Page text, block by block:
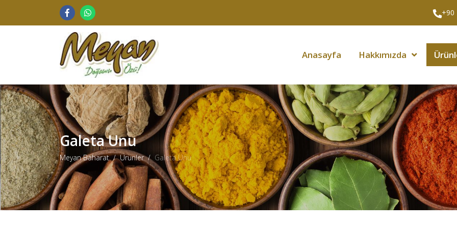
+90
Anasayfa Hakkımızda
Galeta Unu
Meyan Baharat Ürünler Galeta Unu